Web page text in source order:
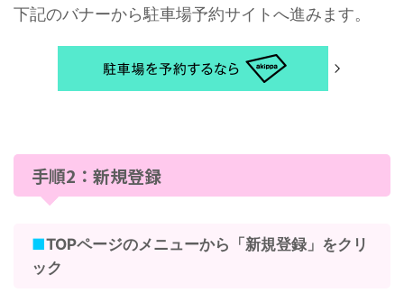
下記のバナーから駐車場予約サイトへ進みます。
手順2：新規登録
■TOPページのメニューから「新規登録」をクリ
ック